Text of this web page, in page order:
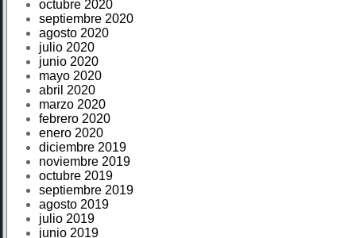
octubre 2020
septiembre 2020
agosto 2020
julio 2020
junio 2020
mayo 2020
abril 2020
marzo 2020
febrero 2020
enero 2020
diciembre 2019
noviembre 2019
octubre 2019
septiembre 2019
agosto 2019
julio 2019
junio 2019